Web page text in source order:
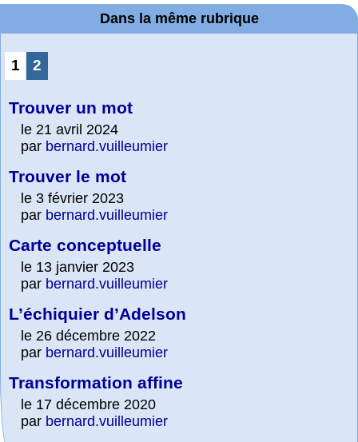
Dans la même rubrique
1 2
Trouver un mot
le 21 avril 2024
par bernard.vuilleumier
Trouver le mot
le 3 février 2023
par bernard.vuilleumier
Carte conceptuelle
le 13 janvier 2023
par bernard.vuilleumier
L’échiquier d’Adelson
le 26 décembre 2022
par bernard.vuilleumier
Transformation affine
le 17 décembre 2020
par bernard.vuilleumier